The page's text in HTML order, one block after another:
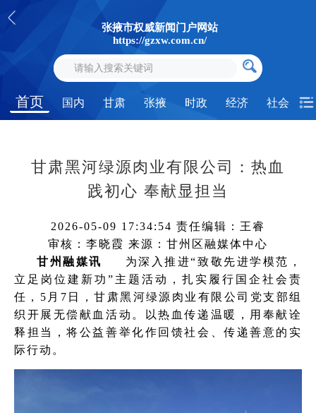
张掖市权威新闻门户网站
https://gzxw.com.cn/
首页 国内 甘肃 张掖 时政 经济 社会
甘肃黑河绿源肉业有限公司：热血
践初心 奉献显担当
2026-05-09 17:34:54 责任编辑：王睿
审核：李晓霞 来源：甘州区融媒体中心
甘州融媒讯 为深入推进“致敬先进学模范，
立足岗位建新功”主题活动，扎实履行国企社会责
任，5月7日，甘肃黑河绿源肉业有限公司党支部组
织开展无偿献血活动。以热血传递温暖，用奉献诠
释担当，将公益善举化作回馈社会、传递善意的实
际行动。